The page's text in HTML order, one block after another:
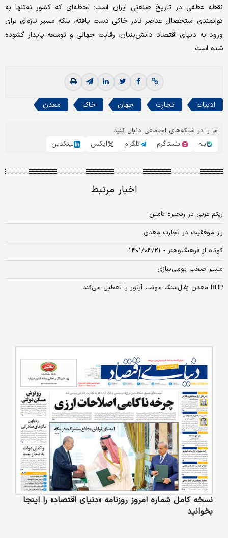
نقطه عطفی در تاریخ صنعتی ایران است؛ لحظه‌ای که کشور نه‌تنها به
توانمندی استحصال عناصر نادر خاکی دست یافته، بلکه مسیر تازه‌ای برای
ورود به دنیای اقتصاد دانش‌بنیان، رقابت جهانی و توسعه پایدار گشوده
شده است.
ادبیات تجارت جهان خاک معدن
ما را در شبکه‌های اجتماعی دنبال کنید
بله
اینستاگرم تلگرام ایکس لینکدین
اخبار مرتبط
ریتم عربی در زنجیره تامین
راز موفقیت در تجارت معدن
کوتاه از فرهنگ‌وهنر - ۱۴۰۱/۰۴/۲۱
مسیر صعب بومی‌سازی
BHP معدن زغال‌سنگ مونت آرتور را تعطیل می‌کند
نسخه کامل شماره امروز روزنامه «دنیای‌ اقتصاد» را اینجا
بخوانید